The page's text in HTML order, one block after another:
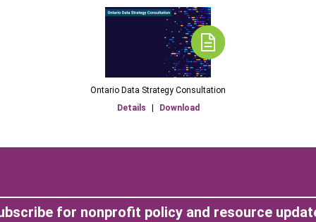
Ontario Data Strategy Consultation
Details
Download
for nonprofit policy and resource